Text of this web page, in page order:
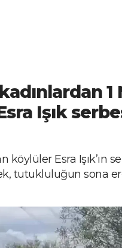
1
Işık
köylüler Esra Işık’ın
tutukluluğun sona